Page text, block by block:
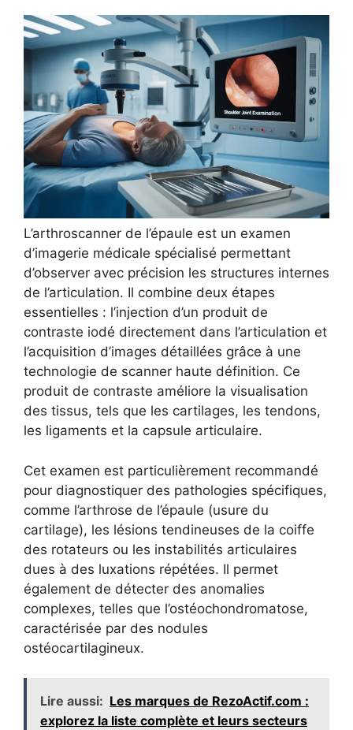
L’arthroscanner de l’épaule est un examen
d’imagerie médicale spécialisé permettant
d’observer avec précision les structures internes
de l’articulation. Il combine deux étapes
essentielles : l’injection d’un produit de
contraste iodé directement dans l’articulation et
l’acquisition d’images détaillées grâce à une
technologie de scanner haute définition. Ce
produit de contraste améliore la visualisation
des tissus, tels que les cartilages, les tendons,
les ligaments et la capsule articulaire.
Cet examen est particulièrement recommandé
pour diagnostiquer des pathologies spécifiques,
comme l’arthrose de l’épaule (usure du
cartilage), les lésions tendineuses de la coiffe
des rotateurs ou les instabilités articulaires
dues à des luxations répétées. Il permet
également de détecter des anomalies
complexes, telles que l’ostéochondromatose,
caractérisée par des nodules
ostéocartilagineux.
Lire aussi: Les marques de RezoActif.com :
explorez la liste complète et leurs secteurs